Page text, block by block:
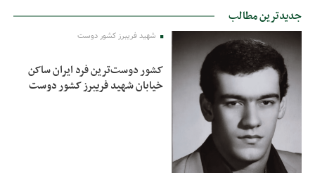
جدیدترین مطالب
شهید فریبرز کشور دوست
کشور دوست‌ترین فرد ایران ساکن
خیابان شهید فریبرز کشور دوست